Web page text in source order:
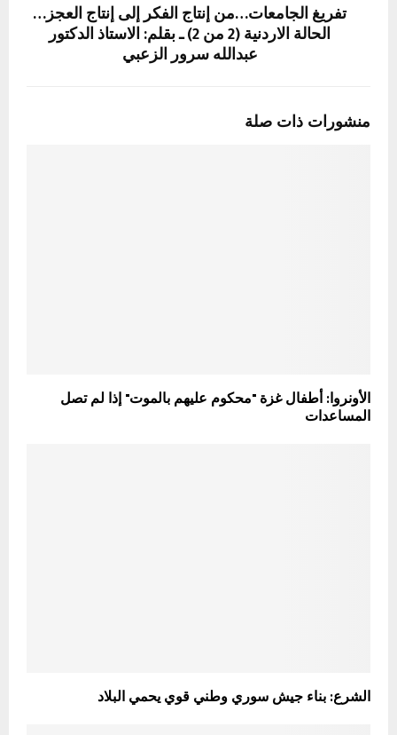
تفريغ الجامعات…من إنتاج الفكر إلى إنتاج العجز…
الحالة الاردنية (2 من 2) ـ بقلم: الاستاذ الدكتور
عبدالله سرور الزعبي
منشورات ذات صلة
الأونروا: أطفال غزة "محكوم عليهم بالموت" إذا لم تصل
المساعدات
الشرع: بناء جيش سوري وطني قوي يحمي البلاد